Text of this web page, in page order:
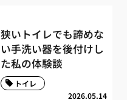
狭いトイレでも諦めな
い手洗い器を後付けし
た私の体験談
2026.05.14
トイレ